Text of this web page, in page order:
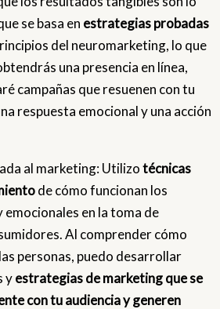
se basa en estrategias probadas
del neuromarketing, lo que
una presencia en línea,
campañas que resuenen con tu
respuesta emocional y una acción
al marketing: Utilizotécnicas
de cómo funcionan los
en la toma de
Al comprender cómo
personas, puedo desarrollar
yestrategias de marketing que se
con tu audiencia y generen